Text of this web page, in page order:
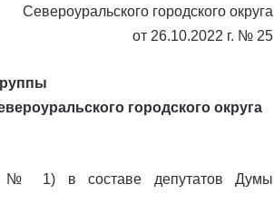
Североуральского городского округа
от 26.10.2022 г. № 25
городского округа
№ 1) в составе депутатов Думы